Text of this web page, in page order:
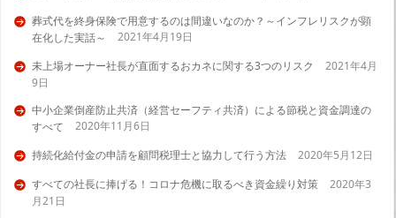
葬式代を終身保険で用意するのは間違いなのか？～インフレリスクが顕
在化した実話～
2021年4月19日
未上場オーナー社長が直面するおカネに関する3つのリスク
2021年4月
9日
中小企業倒産防止共済（経営セーフティ共済）による節税と資金調達の
すべて
2020年11月6日
持続化給付金の申請を顧問税理士と協力して行う方法
2020年5月12日
すべての社長に捧げる！コロナ危機に取るべき資金繰り対策
2020年3
月21日